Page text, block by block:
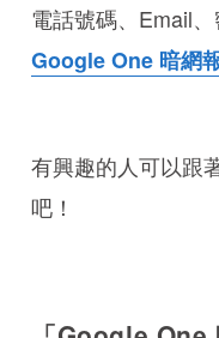
電話號碼、Email
Google One 暗網
有興趣的人可以跟
吧！